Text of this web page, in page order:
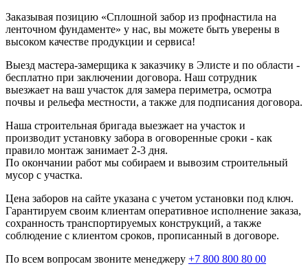
Заказывая позицию «Сплошной забор из профнастила на
ленточном фундаменте» у нас, вы можете быть уверены в
высоком качестве продукции и сервиса!
Выезд мастера-замерщика к заказчику в Элисте и по области -
бесплатно при заключении договора. Наш сотрудник
выезжает на ваш участок для замера периметра, осмотра
почвы и рельефа местности, а также для подписания договора.
Наша строительная бригада выезжает на участок и
производит установку забора в оговоренные сроки - как
правило монтаж занимает 2-3 дня.
По окончании работ мы собираем и вывозим строительный
мусор с участка.
Цена заборов на сайте указана с учетом установки под ключ.
Гарантируем своим клиентам оперативное исполнение заказа,
сохранность транспортируемых конструкций, а также
соблюдение с клиентом сроков, прописанный в договоре.
По всем вопросам звоните менеджеру +7 800 800 80 00